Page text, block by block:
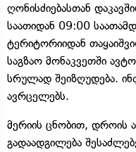
ღონისძიებასთან
საათიდან 09:00
ტერიტორიიდან
საგზაო მონაკვეთში
სრულად შეიზღუდება.
ავრცელებს.
მერიის ცნობით, დროის
გადაადგილება